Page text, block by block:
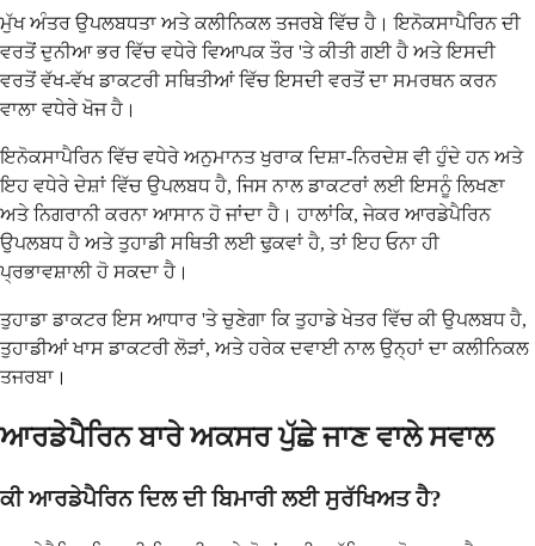
ਮੁੱਖ ਅੰਤਰ ਉਪਲਬਧਤਾ ਅਤੇ ਕਲੀਨਿਕਲ ਤਜਰਬੇ ਵਿੱਚ ਹੈ। ਇਨੋਕਸਾਪੈਰਿਨ ਦੀ
ਵਰਤੋਂ ਦੁਨੀਆ ਭਰ ਵਿੱਚ ਵਧੇਰੇ ਵਿਆਪਕ ਤੌਰ 'ਤੇ ਕੀਤੀ ਗਈ ਹੈ ਅਤੇ ਇਸਦੀ
ਵਰਤੋਂ ਵੱਖ-ਵੱਖ ਡਾਕਟਰੀ ਸਥਿਤੀਆਂ ਵਿੱਚ ਇਸਦੀ ਵਰਤੋਂ ਦਾ ਸਮਰਥਨ ਕਰਨ
ਵਾਲਾ ਵਧੇਰੇ ਖੋਜ ਹੈ।
ਇਨੋਕਸਾਪੈਰਿਨ ਵਿੱਚ ਵਧੇਰੇ ਅਨੁਮਾਨਤ ਖੁਰਾਕ ਦਿਸ਼ਾ-ਨਿਰਦੇਸ਼ ਵੀ ਹੁੰਦੇ ਹਨ ਅਤੇ
ਇਹ ਵਧੇਰੇ ਦੇਸ਼ਾਂ ਵਿੱਚ ਉਪਲਬਧ ਹੈ, ਜਿਸ ਨਾਲ ਡਾਕਟਰਾਂ ਲਈ ਇਸਨੂੰ ਲਿਖਣਾ
ਅਤੇ ਨਿਗਰਾਨੀ ਕਰਨਾ ਆਸਾਨ ਹੋ ਜਾਂਦਾ ਹੈ। ਹਾਲਾਂਕਿ, ਜੇਕਰ ਆਰਡੇਪੈਰਿਨ
ਉਪਲਬਧ ਹੈ ਅਤੇ ਤੁਹਾਡੀ ਸਥਿਤੀ ਲਈ ਢੁਕਵਾਂ ਹੈ, ਤਾਂ ਇਹ ਓਨਾ ਹੀ
ਪ੍ਰਭਾਵਸ਼ਾਲੀ ਹੋ ਸਕਦਾ ਹੈ।
ਤੁਹਾਡਾ ਡਾਕਟਰ ਇਸ ਆਧਾਰ 'ਤੇ ਚੁਣੇਗਾ ਕਿ ਤੁਹਾਡੇ ਖੇਤਰ ਵਿੱਚ ਕੀ ਉਪਲਬਧ ਹੈ,
ਤੁਹਾਡੀਆਂ ਖਾਸ ਡਾਕਟਰੀ ਲੋੜਾਂ, ਅਤੇ ਹਰੇਕ ਦਵਾਈ ਨਾਲ ਉਨ੍ਹਾਂ ਦਾ ਕਲੀਨਿਕਲ
ਤਜਰਬਾ।
ਆਰਡੇਪੈਰਿਨ ਬਾਰੇ ਅਕਸਰ ਪੁੱਛੇ ਜਾਣ ਵਾਲੇ ਸਵਾਲ
ਕੀ ਆਰਡੇਪੈਰਿਨ ਦਿਲ ਦੀ ਬਿਮਾਰੀ ਲਈ ਸੁਰੱਖਿਅਤ ਹੈ?